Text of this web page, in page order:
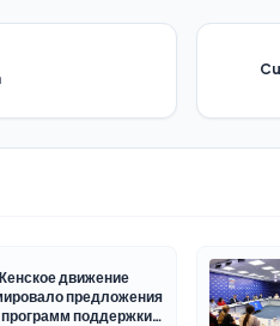
движение
предложения
программ поддержки